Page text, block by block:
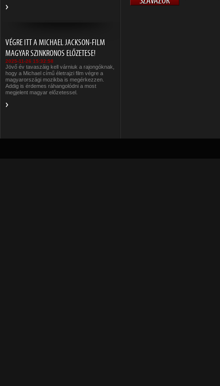
VÉGRE ITT A MICHAEL JACKSON-FILM
MAGYAR SZINKRONOS ELŐZETESE!
2025-11-26 15:32:58
Jövő év tavaszáig kell várniuk a rajongóknak,
hogy a Michael című életrajzi film végre a
magyarországi mozikba is megérkezzen.
Addig is érdemes ráhangolódni a most
megjelent magyar előzetessel.